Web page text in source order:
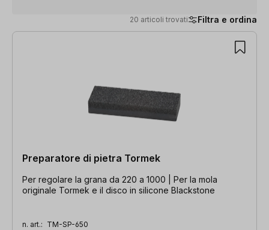
20 articoli trovati Filtra e ordina
20 articoli trovati
Preparatore di pietra Tormek
Per regolare la grana da 220 a 1000 | Per la mola
originale Tormek e il disco in silicone Blackstone
n. art.: TM-SP-650